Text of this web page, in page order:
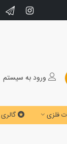
ورود به سیستم
فلزی